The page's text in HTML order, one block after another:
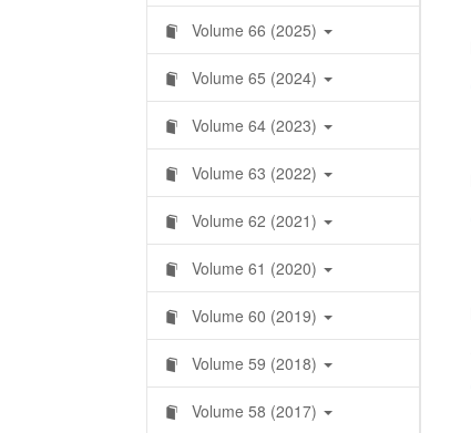
Volume 66 (2025)
Volume 65 (2024)
Volume 64 (2023)
Volume 63 (2022)
Volume 62 (2021)
Volume 61 (2020)
Volume 60 (2019)
Volume 59 (2018)
Volume 58 (2017)